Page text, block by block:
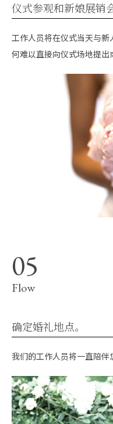
仪式参观和新娘展销
工作人员将在仪式当天与
何难以直接向仪式场地提出
Flow
确定婚礼地点。
我们的工作人员将一直陪伴